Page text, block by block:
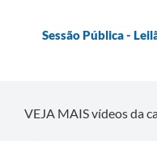
Sessão Pública -
VEJA MAIS vídeos da